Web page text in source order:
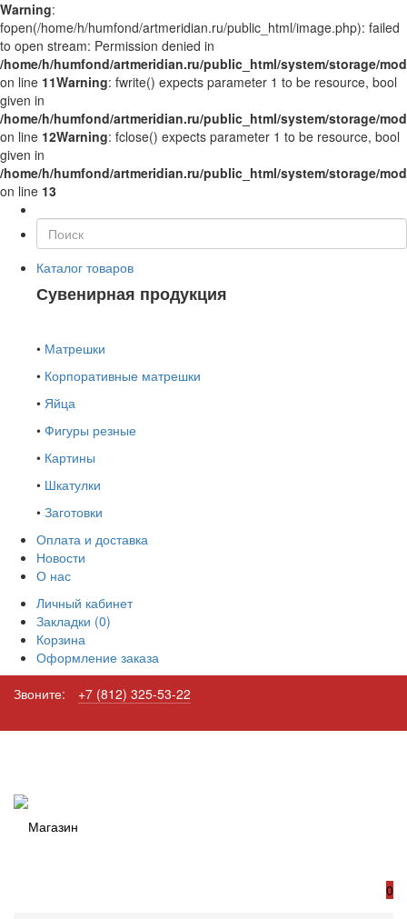
Warning:
fopen(/home/h/humfond/artmeridian.ru/public_html/image.php): failed
to open stream: Permission denied in
/home/h/humfond/artmeridian.ru/public_html/system/storage/
on line 11Warning: fwrite() expects parameter 1 to be resource, bool
given in
/home/h/humfond/artmeridian.ru/public_html/system/storage/
on line 12Warning: fclose() expects parameter 1 to be resource, bool
given in
/home/h/humfond/artmeridian.ru/public_html/system/storage/
on line 13
Каталог товаров
Сувенирная продукция
• Матрешки
• Корпоративные матрешки
• Яйца
• Фигуры резные
• Картины
• Шкатулки
• Заготовки
Оплата и доставка
Новости
О нас
Личный кабинет
Закладки (0)
Корзина
Оформление заказа
Звоните:
+7 (812) 325-53-22
0